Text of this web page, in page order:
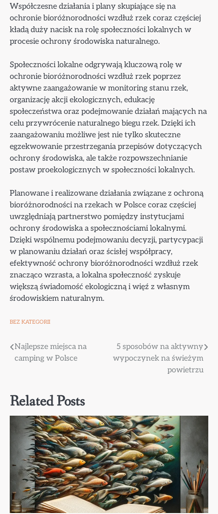
Współczesne działania i plany skupiające się na
ochronie bioróżnorodności wzdłuż rzek coraz częściej
kładą duży nacisk na rolę społeczności lokalnych w
procesie ochrony środowiska naturalnego.
Społeczności lokalne odgrywają kluczową rolę w
ochronie bioróżnorodności wzdłuż rzek poprzez
aktywne zaangażowanie w monitoring stanu rzek,
organizację akcji ekologicznych, edukację
społeczeństwa oraz podejmowanie działań mających na
celu przywrócenie naturalnego biegu rzek. Dzięki ich
zaangażowaniu możliwe jest nie tylko skuteczne
egzekwowanie przestrzegania przepisów dotyczących
ochrony środowiska, ale także rozpowszechnianie
postaw proekologicznych w społeczności lokalnych.
Planowane i realizowane działania związane z ochroną
bioróżnorodności na rzekach w Polsce coraz częściej
uwzględniają partnerstwo pomiędzy instytucjami
ochrony środowiska a społecznościami lokalnymi.
Dzięki wspólnemu podejmowaniu decyzji, partycypacji
w planowaniu działań oraz ścisłej współpracy,
efektywność ochrony bioróżnorodności wzdłuż rzek
znacząco wzrasta, a lokalna społeczność zyskuje
większą świadomość ekologiczną i więź z własnym
środowiskiem naturalnym.
BEZ KATEGORII
Nawigacja
wpisu
Najlepsze miejsca na
camping w Polsce
5 sposobów na aktywny
wypoczynek na świeżym
powietrzu
Related Posts